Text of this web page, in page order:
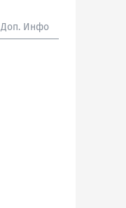
Доп. Инфо